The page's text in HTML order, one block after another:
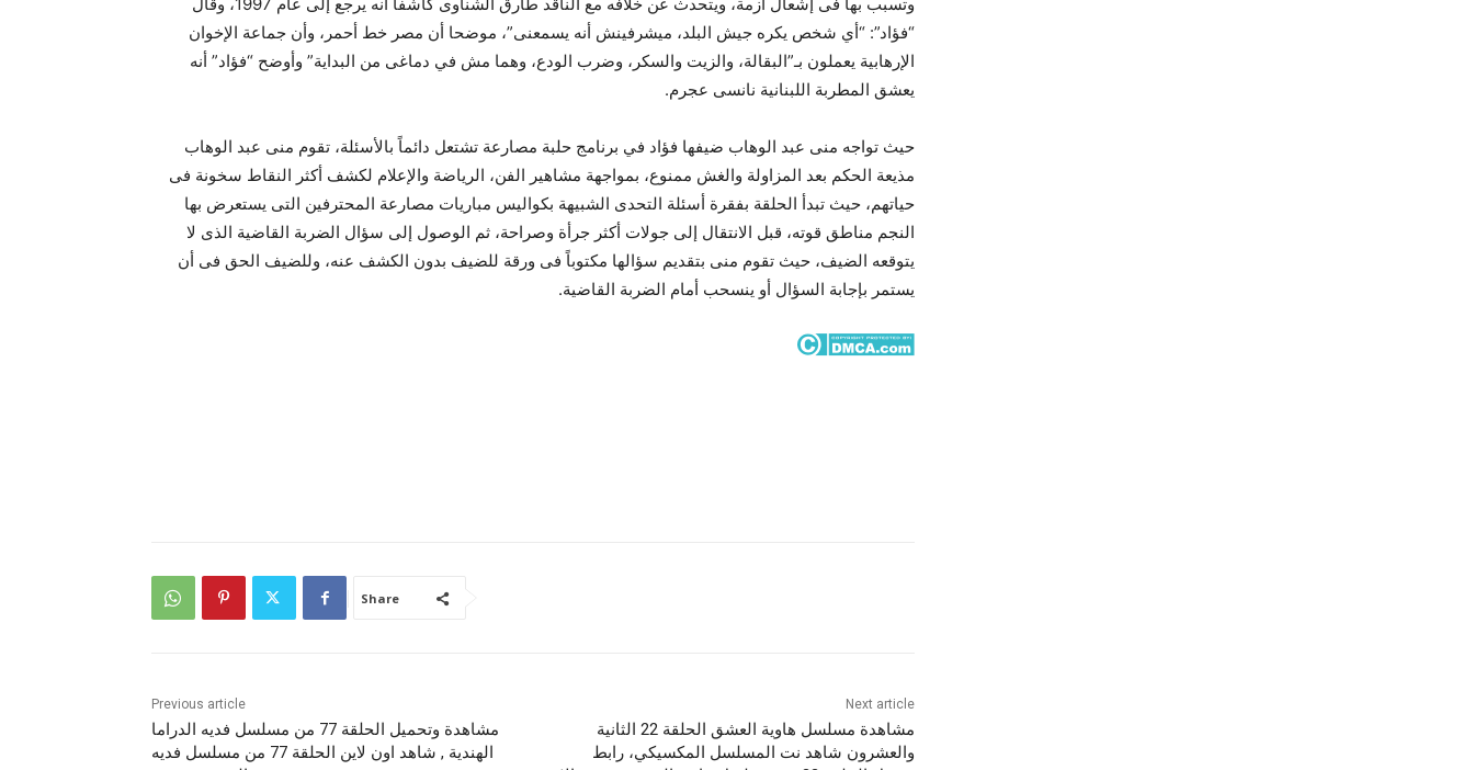
“فؤاد”: “أي شخص يكره جيش البلد، ميشرفينش أنه يسمعنى”، موضحا أن مصر خط أحمر، وأن جماعة الإخوان
الإرهابية يعملون بـ”البقالة، والزيت والسكر، وضرب الودع، وهما مش في دماغى من البداية” وأوضح “فؤاد” أنه
يعشق المطربة اللبنانية نانسى عجرم.
حيث تواجه منى عبد الوهاب ضيفها فؤاد في برنامج حلبة مصارعة تشتعل دائماً بالأسئلة، تقوم منى عبد الوهاب
مذيعة الحكم بعد المزاولة والغش ممنوع، بمواجهة مشاهير الفن، الرياضة والإعلام لكشف أكثر النقاط سخونة فى
حياتهم، حيث تبدأ الحلقة بفقرة أسئلة التحدى الشبيهة بكواليس مباريات مصارعة المحترفين التى يستعرض بها
النجم مناطق قوته، قبل الانتقال إلى جولات أكثر جرأة وصراحة، ثم الوصول إلى سؤال الضربة القاضية الذى لا
يتوقعه الضيف، حيث تقوم منى بتقديم سؤالها مكتوباً فى ورقة للضيف بدون الكشف عنه، وللضيف الحق فى أن
يستمر بإجابة السؤال أو ينسحب أمام الضربة القاضية.
Share
Previous article
مشاهدة وتحميل الحلقة 77 من مسلسل فديه الدراما
الهندية , شاهد اون لاين الحلقة 77 من مسلسل فديه
Next article
مشاهدة مسلسل هاوية العشق الحلقة 22 الثانية
والعشرون شاهد نت المسلسل المكسيكي، رابط